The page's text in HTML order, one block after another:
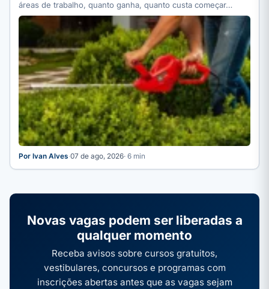
áreas de trabalho, quanto ganha, quanto custa começar…
Por Ivan Alves·07 de ago, 2026· 6 min
Novas vagas podem ser liberadas a
qualquer momento
Receba avisos sobre cursos gratuitos,
vestibulares, concursos e programas com
inscrições abertas antes que as vagas sejam